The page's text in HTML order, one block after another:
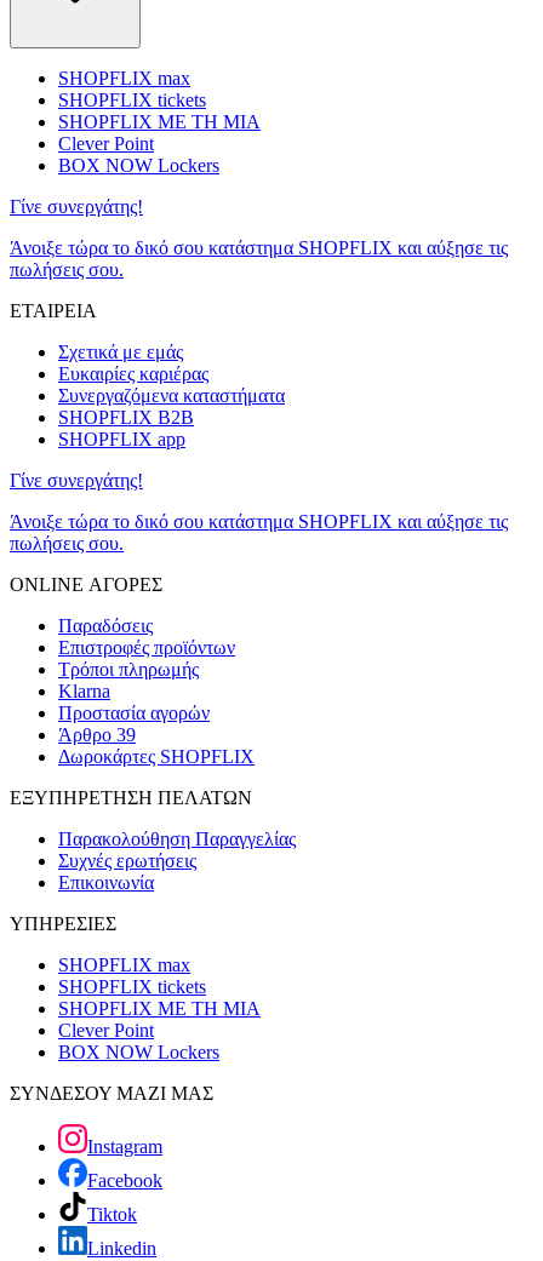
SHOPFLIX max
SHOPFLIX tickets
SHOPFLIX ΜΕ ΤΗ ΜΙΑ
Clever Point
BOX NOW Lockers
Γίνε συνεργάτης!
Άνοιξε τώρα το δικό σου κατάστημα SHOPFLIX και αύξησε τις
πωλήσεις σου.
ΕΤΑΙΡΕΙΑ
Σχετικά με εμάς
Ευκαιρίες καριέρας
Συνεργαζόμενα καταστήματα
SHOPFLIX B2B
SHOPFLIX app
Γίνε συνεργάτης!
Άνοιξε τώρα το δικό σου κατάστημα SHOPFLIX και αύξησε τις
πωλήσεις σου.
ONLINE ΑΓΟΡΕΣ
Παραδόσεις
Επιστροφές προϊόντων
Τρόποι πληρωμής
Klarna
Προστασία αγορών
Άρθρο 39
Δωροκάρτες SHOPFLIX
ΕΞΥΠΗΡΕΤΗΣΗ ΠΕΛΑΤΩΝ
Παρακολούθηση Παραγγελίας
Συχνές ερωτήσεις
Επικοινωνία
ΥΠΗΡΕΣΙΕΣ
SHOPFLIX max
SHOPFLIX tickets
SHOPFLIX ΜΕ ΤΗ ΜΙΑ
Clever Point
BOX NOW Lockers
ΣΥΝΔΕΣΟΥ ΜΑΖΙ ΜΑΣ
Instagram
Facebook
Tiktok
Linkedin